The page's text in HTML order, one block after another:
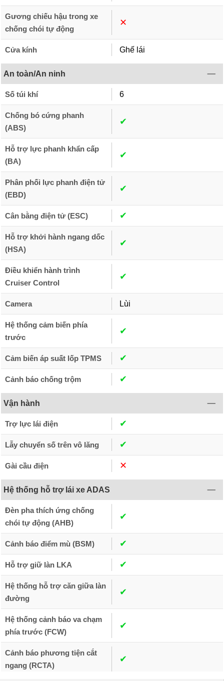
Gương chiếu hậu trong xe
chống chói tự động
✕︎
Cửa kính Ghế lái
An toàn/An ninh
Số túi khí 6
Chống bó cứng phanh
(ABS)
✔︎
Hỗ trợ lực phanh khẩn cấp
(BA)
✔︎
Phân phối lực phanh điện tử
(EBD)
✔︎
Cân bằng điện tử (ESC) ✔︎
Hỗ trợ khởi hành ngang dốc
(HSA)
✔︎
Điều khiển hành trình
Cruiser Control
✔︎
Camera Lùi
Hệ thống cảm biến phía
trước
✔︎
Cảm biến áp suất lốp TPMS ✔︎
Cảnh báo chống trộm ✔︎
Vận hành
Trợ lực lái điện ✔︎
Lẫy chuyển số trên vô lăng ✔︎
Gài cầu điện ✕︎
Hệ thống hỗ trợ lái xe ADAS
Đèn pha thích ứng chống
chói tự động (AHB)
✔︎
Cảnh báo điểm mù (BSM) ✔︎
Hỗ trợ giữ làn LKA ✔︎
Hệ thống hỗ trợ căn giữa làn
đường
✔︎
Hệ thống cảnh báo va chạm
phía trước (FCW)
✔︎
Cảnh báo phương tiện cắt
ngang (RCTA)
✔︎